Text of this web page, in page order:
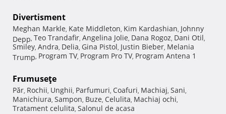
Divertisment
Meghan Markle, Kate Middleton, Kim Kardashian, Johnny
Depp, Teo Trandafir, Angelina Jolie, Dana Rogoz, Dani Otil,
Smiley, Andra, Delia, Gina Pistol, Justin Bieber, Melania
Trump, Program TV, Program Pro TV, Program Antena 1
Frumuseţe
Păr, Rochii, Unghii, Parfumuri, Coafuri, Machiaj, Sani,
Manichiura, Sampon, Buze, Celulita, Machiaj ochi,
Tratament celulita, Salonul de acasa